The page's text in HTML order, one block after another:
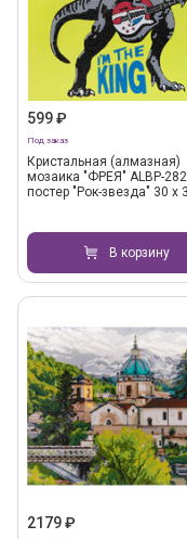
599 ₽
Под заказ
Кристальная (алмазная)
мозаика "ФРЕЯ" ALBP-282
постер "Рок-звезда" 30 х
В корзину
2179 ₽